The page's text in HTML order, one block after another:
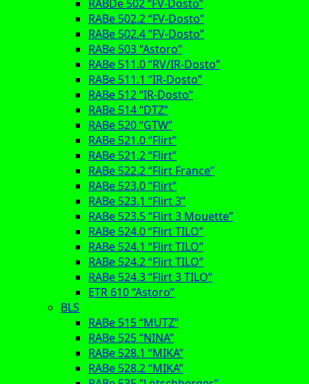
RABDe 502 “FV-Dosto”
RABe 502.2 “FV-Dosto”
RABe 502.4 “FV-Dosto”
RABe 503 “Astoro”
RABe 511.0 “RV/IR-Dosto”
RABe 511.1 “IR-Dosto”
RABe 512 “IR-Dosto”
RABe 514 “DTZ”
RABe 520 “GTW”
RABe 521.0 “Flirt”
RABe 521.2 “Flirt”
RABe 522.2 “Flirt France”
RABe 523.0 “Flirt”
RABe 523.1 “Flirt 3”
RABe 523.5 “Flirt 3 Mouette”
RABe 524.0 “Flirt TILO”
RABe 524.1 “Flirt TILO”
RABe 524.2 “Flirt TILO”
RABe 524.3 “Flirt 3 TILO”
ETR 610 “Astoro”
BLS
RABe 515 “MUTZ”
RABe 525 “NINA”
RABe 528.1 “MIKA”
RABe 528.2 “MIKA”